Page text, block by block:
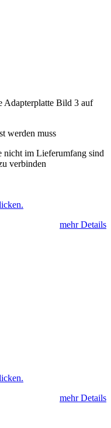
Adapterplatte Bild 3 auf
werden muss
nicht im Lieferumfang sind
verbinden
mehr Details
mehr Details